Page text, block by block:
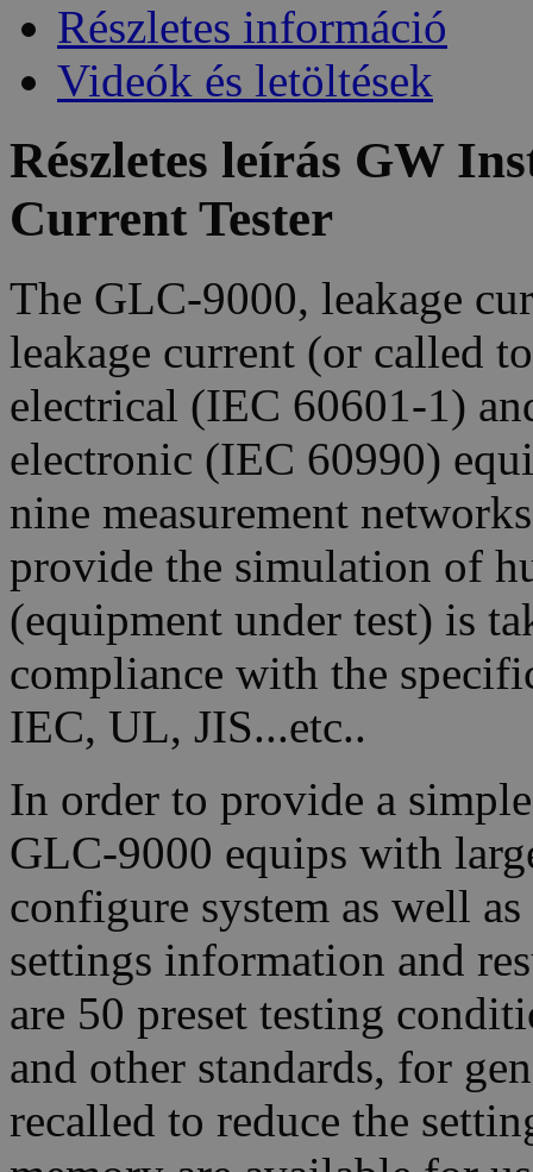
Részletes információ
Videók és letöltések
Részletes leírás GW
Current Tester
The GLC-9000, leakage
leakage current (or called
electrical (IEC 60601-1)
electronic (IEC 60990)
nine measurement
provide the simulation of
(equipment under test) is
compliance with the
IEC, UL, JIS...etc..
In order to provide a
GLC-9000 equips with
configure system as well
settings information and
are 50 preset testing
and other standards, for
recalled to reduce the